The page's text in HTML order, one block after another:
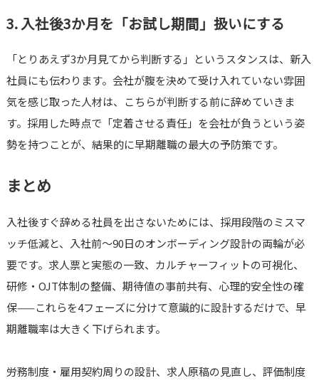
3. 入社後3か月を「お試し期間」扱いにする
「とりあえず3か月見てから判断する」というスタンスは、新入
社員にも伝わります。会社が腹を決めて受け入れていない雰囲
気を感じ取った人材は、こちらが判断する前に辞めていきま
す。採用した時点で「定着させる責任」を会社が負うという姿
勢を持つことが、結果的に早期離職の最大の予防策です。
まとめ
入社後すぐ辞める社員を出さないためには、採用段階のミスマ
ッチ低減と、入社前〜90日のオンボーディング設計の両輪が必
要です。求人票と実態の一致、カルチャーフィットの可視化、
研修・OJT体制の整備、期待値の事前共有、心理的安全性の確
保——これらを4フェーズに分けて意識的に設計するだけで、早
期離職率は大きく下げられます。
労務制度・雇用契約周りの設計、求人原稿の見直し、評価制度